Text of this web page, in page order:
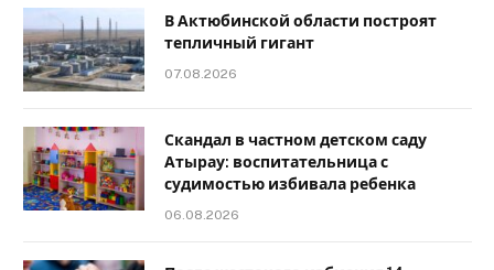
В Актюбинской области построят
тепличный гигант
07.08.2026
Скандал в частном детском саду
Атырау: воспитательница с
судимостью избивала ребенка
06.08.2026